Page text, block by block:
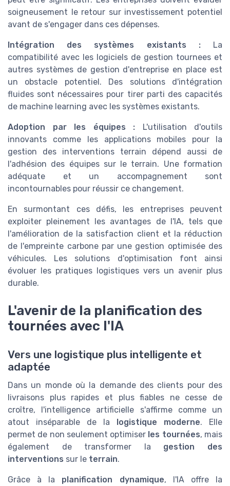
soigneusement le retour sur investissement potentiel
avant de s'engager dans ces dépenses.
Intégration des systèmes existants :La
compatibilité avec les logiciels de gestion tournees et
autres systèmes de gestion d'entreprise en place est
un obstacle potentiel. Des solutions d'intégration
fluides sont nécessaires pour tirer parti des capacités
de machine learning avec les systèmes existants.
Adoption par les équipes : L'utilisation d'outils
innovants comme les applications mobiles pour la
gestion des interventions terrain dépend aussi de
l'adhésion des équipes sur le terrain. Une formation
adéquate et un accompagnement sont
incontournables pour réussir ce changement.
En surmontant ces défis, les entreprises peuvent
exploiter pleinement les avantages de l'IA, tels que
l'amélioration de la satisfaction client et la réduction
de l'empreinte carbone par une gestion optimisée des
véhicules. Les solutions d'optimisation font ainsi
évoluer les pratiques logistiques vers un avenir plus
durable.
L'avenir de la planification des
tournées avec l'IA
Vers une logistique plus intelligente et
adaptée
Dans un monde où la demande des clients pour des
livraisons plus rapides et plus fiables ne cesse de
croître, l'intelligence artificielle s'affirme comme un
atout inséparable de la
logistique moderne. Elle
permet de non seulement optimiser les tournées, mais
également de transformer la gestion des
interventions sur le terrain.
Grâce à la planification dynamique, l'IA offre la